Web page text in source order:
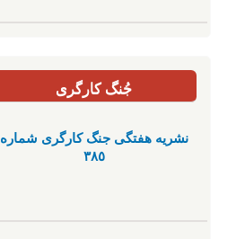
جُنگ کارگری
نشریە هفتگی جنگ کارگری شمارە
٣٨٥